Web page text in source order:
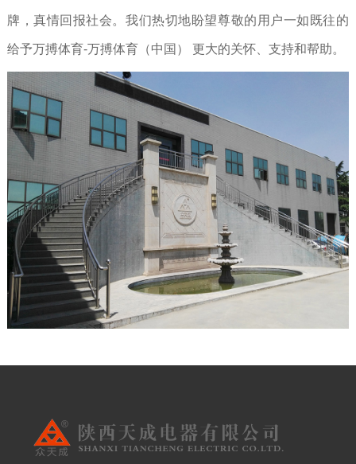
牌，真情回报社会。我们热切地盼望尊敬的用户一如既往的
给予万搏体育-万搏体育（中国） 更大的关怀、支持和帮助。